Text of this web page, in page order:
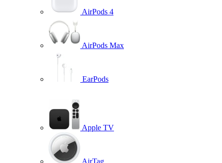
AirPods 4
AirPods Max
EarPods
Apple TV